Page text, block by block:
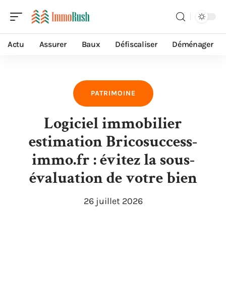
Actu Assurer Baux Défiscaliser Déménager
PATRIMOINE
Logiciel immobilier
estimation Bricosuccess-
immo.fr : évitez la sous-
évaluation de votre bien
26 juillet 2026